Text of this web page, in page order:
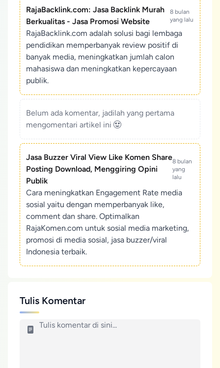
RajaBacklink.com: Jasa Backlink Murah
Berkualitas - Jasa Promosi Website
8 bulan
yang lalu
RajaBacklink.com adalah solusi bagi lembaga
pendidikan memperbanyak review positif di
banyak media, meningkatkan jumlah calon
mahasiswa dan meningkatkan kepercayaan
publik.
Belum ada komentar, jadilah yang pertama
mengomentari artikel ini
Jasa Buzzer Viral View Like Komen Share
Posting Download, Menggiring Opini
Publik
8 bulan
yang
lalu
Cara meningkatkan Engagement Rate media
sosial yaitu dengan memperbanyak like,
comment dan share. Optimalkan
RajaKomen.com untuk sosial media marketing,
promosi di media sosial, jasa buzzer/viral
Indonesia terbaik.
Tulis Komentar